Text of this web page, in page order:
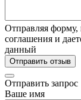
Отправляя форму,
соглашения и
данный
Отправить отзыв
Отправить запрос
Ваше имя